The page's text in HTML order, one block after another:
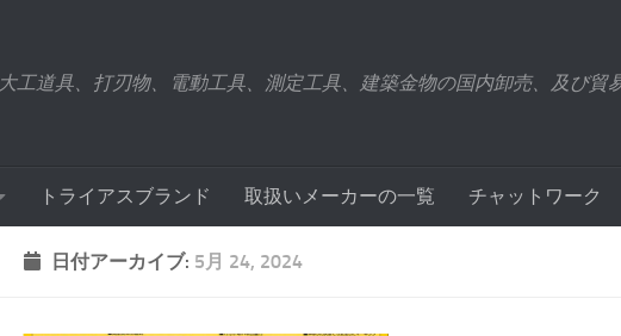
大工道具、打刃物、電動工具、測定工具、建築金物の国内卸売、及び貿
トライアスブランド 取扱いメーカーの一覧 チャットワーク
日付アーカイブ: 5月 24, 2024